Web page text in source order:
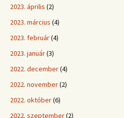
2023. április (2)
2023. március (4)
2023. február(4)
2023. január(3)
2022. december(4)
2022. november(2)
2022. október(6)
2022. szeptember(2)